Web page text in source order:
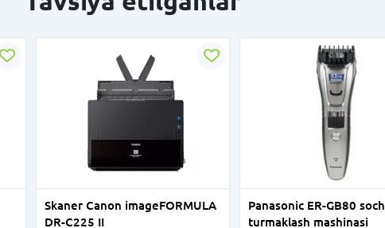
Skaner Canon imageFORMULA
DR-C225 II
Panasonic ER-GB80 soch
turmaklash mashinasi